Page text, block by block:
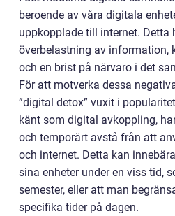
beroende av våra digitala
uppkopplade till internet. Detta
överbelastning av information,
och en brist på närvaro i det
För att motverka dessa
”digital detox” vuxit i
känt som digital avkoppling,
och temporärt avstå från att
och internet. Detta kan
sina enheter under en viss tid,
semester, eller att man
specifika tider på dagen.